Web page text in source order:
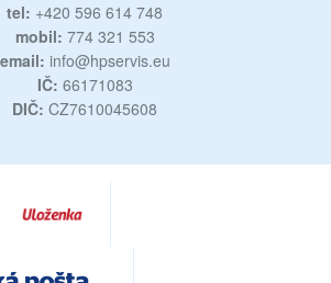
tel: +420 596 614 748
mobil: 774 321 553
email: info@hpservis.eu
IČ: 66171083
DIČ: CZ7610045608